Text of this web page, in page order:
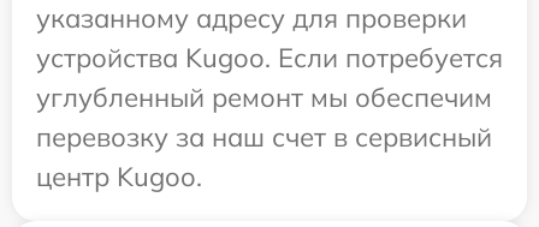
указанному адресу для проверки
устройства Kugoo. Если потребуется
углубленный ремонт мы обеспечим
перевозку за наш счет в сервисный
центр Kugoo.